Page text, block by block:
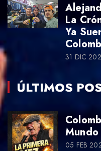
La
Ya
31 DIC
ÚLTIMOS
Mundo
05 FEB